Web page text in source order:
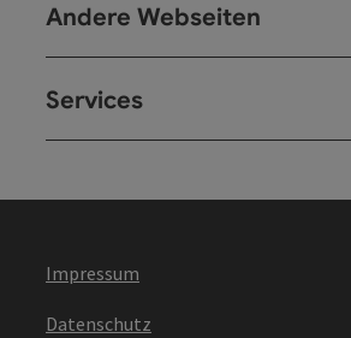
Andere Webseiten
Services
Impressum
Datenschutz